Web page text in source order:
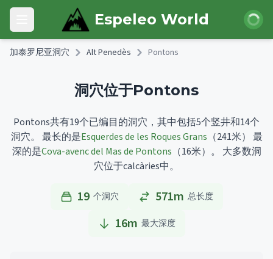
Skip to main content
Open main menu Espeleo World 登录
加泰罗尼亚洞穴 Alt Penedès Pontons
洞穴位于Pontons
Pontons共有19个已编目的洞穴，其中包括5个竖井和14个
洞穴。
最长的是Esquerdes de les Roques Grans （241米） 最
深的是Cova-avenc del Mas de Pontons （16米）。
大多数洞
穴位于calcàries中。
19 个洞穴 571m 总长度
16m 最大深度